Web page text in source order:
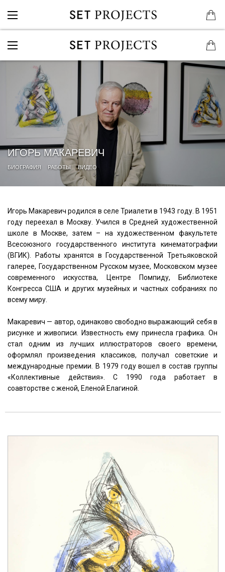
БИОГРАФИЯ
ИГОРЬ МАКАРЕВИЧ
РАБОТЫ ВИДЕО
Игорь Макаревич родился в селе Триалети в 1943 году. В 1951
году переехал в Москву. Учился в Средней художественной
школе в Москве, затем – на художественном факультете
Всесоюзного государственного института кинематографии
(ВГИК). Работы хранятся в Государственной Третьяковской
галерее, Государственном Русском музее, Московском музее
современного искусства, Центре Помпиду, Библиотеке
Конгресса США и других музейных и частных собраниях по
всему миру.
Макаревич — автор, одинаково свободно выражающий себя в
рисунке и живописи. Известность ему принесла графика. Он
стал одним из лучших иллюстраторов своего времени,
оформлял произведения классиков, получал советские и
международные премии. В 1979 году вошел в состав группы
«Коллективные действия». С 1990 года работает в
соавторстве с женой, Еленой Елагиной.